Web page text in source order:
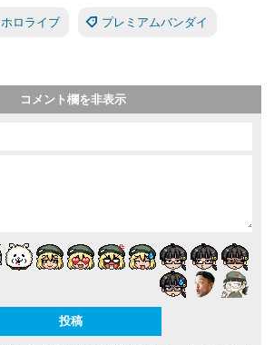
ホロライブ プレミアムバンダイ
コメント欄を非表示